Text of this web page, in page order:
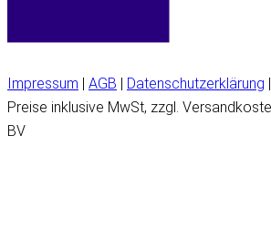
Impressum AGB Datenschutzerklärung
Preise inklusive MwSt, zzgl.
BV